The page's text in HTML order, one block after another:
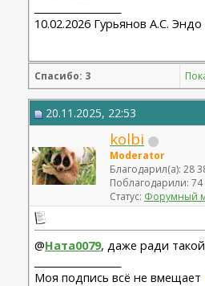
10.02.2026 Гурьянов А.С.
Спасибо: 3
20.11.2025, 22:53
kolbi
Moderator
Благодарил(а): 28
Поблагодарили:
Статус: Форумный
@Ната0079, даже ради
Моя подпись всё не вмещает